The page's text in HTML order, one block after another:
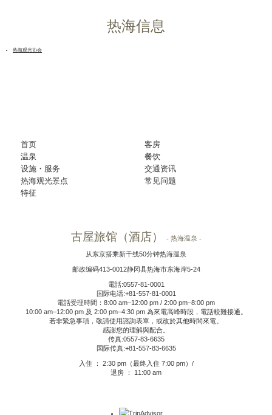
热海信息
热海观光协会
首页
客房
温泉
餐饮
设施・服务
交通资讯
热海观光景点
常见问题
特征
古屋旅馆（酒店） - 热海温泉 -
从东京搭乘新干线50分钟热海温泉
邮政编码413-0012静冈县热海市东海岸5-24
電話:0557-81-0001
国际电话:+81-557-81-0001
電話受理時間：8:00 am–12:00 pm / 2:00 pm–8:00 pm
10:00 am–12:00 pm 及 2:00 pm–4:30 pm 為來電高峰時段，電話較難接通。
若非緊急事項，敬請使用諮詢表單，或改於其他時間來電。
感謝您的理解與配合。
传真:0557-83-6635
国际传真:+81-557-83-6635
入住 ： 2:30 pm（最终入住 7:00 pm）/
退房 ： 11:00 am